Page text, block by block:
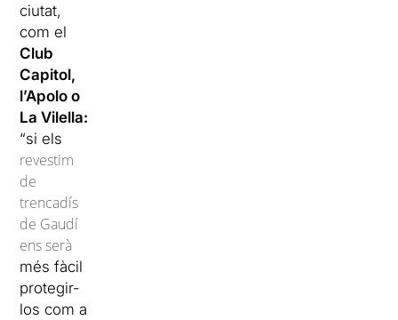
ciutat,
com el
Club
Capitol,
l’Apolo o
La Vilella:
“si els
revestim
de
trencadís
de Gaudí
ens serà
més fàcil
protegir-
los com a